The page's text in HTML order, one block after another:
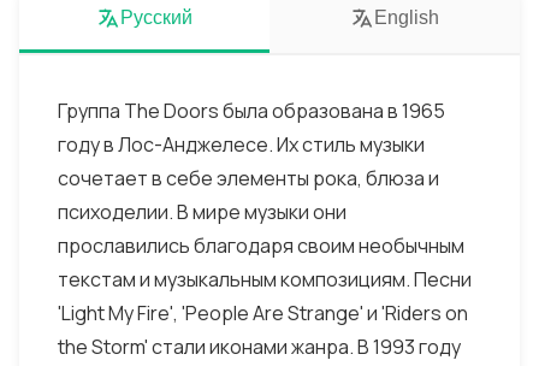
Русский English
Группа The Doors была образована в 1965
году в Лос-Анджелесе. Их стиль музыки
сочетает в себе элементы рока, блюза и
психоделии. В мире музыки они
прославились благодаря своим необычным
текстам и музыкальным композициям. Песни
'Light My Fire', 'People Are Strange' и 'Riders on
the Storm' стали иконами жанра. В 1993 году